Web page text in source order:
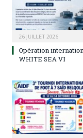
26 JUILLET 2026
Opération
WHITE SEA VI